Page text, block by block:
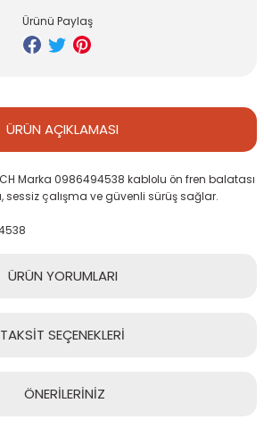
Ürünü Paylaş
ÜRÜN AÇIKLAMASI
Marka 0986494538 kablolu ön fren balatası
sessiz çalışma ve güvenli sürüş sağlar.
ÜRÜN YORUMLARI
TAKSİT SEÇENEKLERİ
ÖNERİLERİNİZ